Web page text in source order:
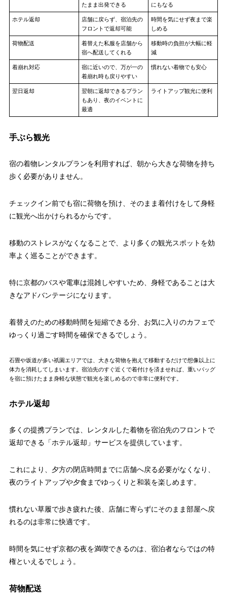
たまま出発できる にもなる
ホテル返却
店舗に戻らず、宿泊先の
フロントで返却可能
時間を気にせず夜まで楽
しめる
荷物配送
着替えた私服を店舗から
宿へ配送してくれる
移動時の負担が大幅に軽
減
着崩れ対応
宿に近いので、万が一の
着崩れ時も戻りやすい
慣れない着物でも安心
翌日返却
翌朝に返却できるプラン
もあり、夜のイベントに
最適
ライトアップ観光に便利
手ぶら観光
宿の着物レンタルプランを利用すれば、朝から大きな荷物を持ち
歩く必要がありません。
チェックイン前でも宿に荷物を預け、そのまま着付けをして身軽
に観光へ出かけられるからです。
移動のストレスがなくなることで、より多くの観光スポットを効
率よく巡ることができます。
特に京都のバスや電車は混雑しやすいため、身軽であることは大
きなアドバンテージになります。
着替えのための移動時間を短縮できる分、お気に入りのカフェで
ゆっくり過ごす時間を確保できるでしょう。
石畳や坂道が多い祇園エリアでは、大きな荷物を抱えて移動するだけで想像以上に
体力を消耗してしまいます。宿泊先のすぐ近くで着付けを済ませれば、重いバッグ
を宿に預けたまま身軽な状態で観光を楽しめるので非常に便利です。
ホテル返却
多くの提携プランでは、レンタルした着物を宿泊先のフロントで
返却できる「ホテル返却」サービスを提供しています。
これにより、夕方の閉店時間までに店舗へ戻る必要がなくなり、
夜のライトアップや夕食までゆっくりと和装を楽しめます。
慣れない草履で歩き疲れた後、店舗に寄らずにそのまま部屋へ戻
れるのは非常に快適です。
時間を気にせず京都の夜を満喫できるのは、宿泊者ならではの特
権といえるでしょう。
荷物配送